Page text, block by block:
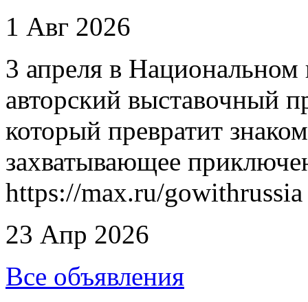
1 Авг 2026
3 апреля в Национальном
авторский выставочный
который превратит
захватывающее
https://max.ru/gowithrussia
23 Апр 2026
Все объявления